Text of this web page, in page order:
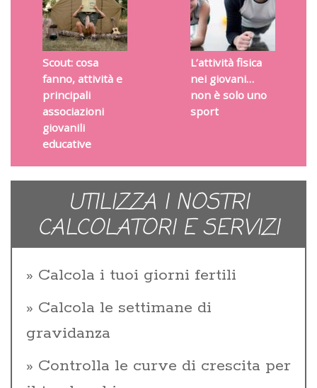
Scout: cosa
fanno, attività e
principali
associazioni
giovanili
educative
L’attività fisica
nei giovani…
non è solo uno
sport
UTILIZZA I NOSTRI
CALCOLATORI E SERVIZI
Calcola i tuoi giorni fertili
Calcola le settimane di
gravidanza
Controlla le curve di crescita per